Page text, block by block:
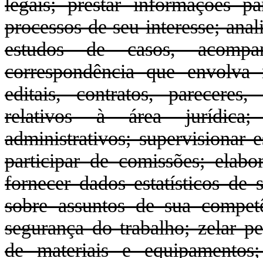
legais; prestar informações
processos de seu interesse;
estudos de casos,
correspondência que
editais, contratos,
relativos à área jurídica;
administrativos; supervisionar
participar de comissões;
fornecer dados estatísticos de
sobre assuntos de sua
segurança do trabalho; zelar
de materiais e